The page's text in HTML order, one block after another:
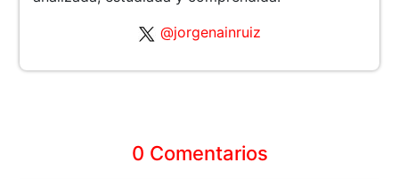
@jorgenainruiz
0 Comentarios